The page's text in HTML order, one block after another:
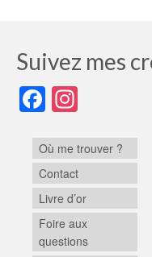
Suivez mes
Facebook
Où me trouver ?
Contact
Livre d’or
Foire aux
questions